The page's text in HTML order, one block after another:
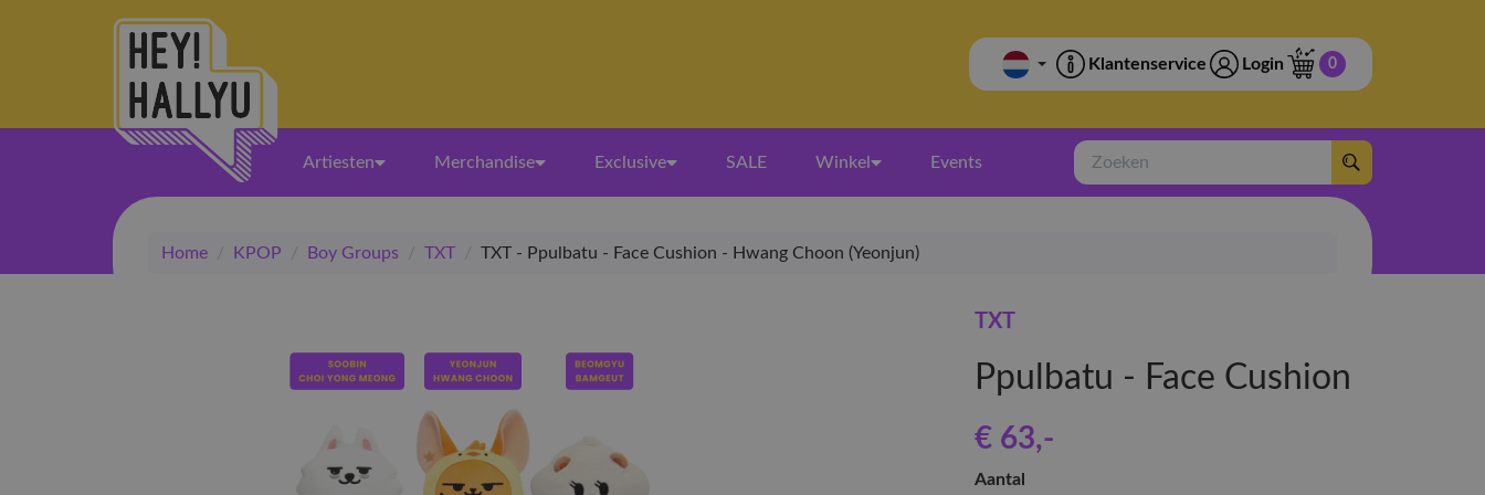
Klantenservice Login 0
Artiesten Merchandise Exclusive SALE Winkel Events
Zoeken
Home / KPOP / Boy Groups / TXT / TXT - Ppulbatu - Face Cushion - Hwang Choon (Yeonjun)
TXT
Ppulbatu - Face Cushion
€ 63,-
Aantal